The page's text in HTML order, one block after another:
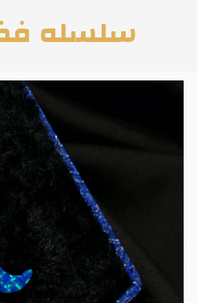
سلسله فضة